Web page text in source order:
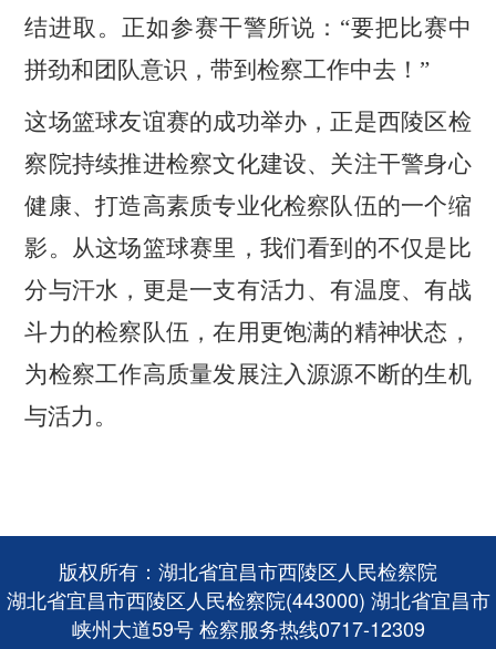
结进取。正如参赛干警所说： “要把比赛中
拼劲和团队意识，带到检察工作中去！”
这场篮球友谊赛的成功举办，正是西陵区检
察院持续推进检察文化建设、关注干警身心
健康、打造高素质专业化检察队伍的一个缩
影。从这场篮球赛里，我们看到的不仅是比
分与汗水，更是一支有活力、有温度、有战
斗力的检察队伍，在用更饱满的精神状态，
为检察工作高质量发展注入源源不断的生机
与活力。
版权所有：湖北省宜昌市西陵区人民检察院
湖北省宜昌市西陵区人民检察院(443000) 湖北省宜昌市
峡州大道59号 检察服务热线0717-12309